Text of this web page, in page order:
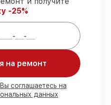
в присутствии
имеются на складе в
доставляются
-25%
на ремонт
соглашаетесь на
данных